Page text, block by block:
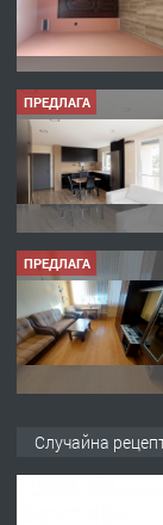
ПРЕДЛАГА
ПРЕДЛАГА
Случайна